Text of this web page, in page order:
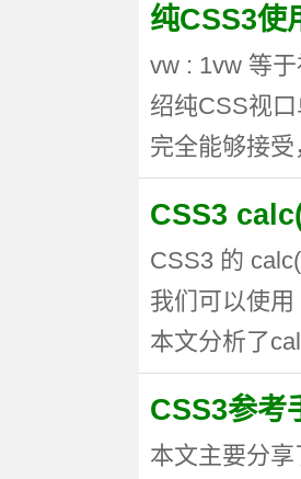
纯CSS3使
vw : 1vw 等
绍纯CSS视
完全能够接
CSS3
CSS3 的
我们可以使
本文分析了
CSS3参考
本文主要分